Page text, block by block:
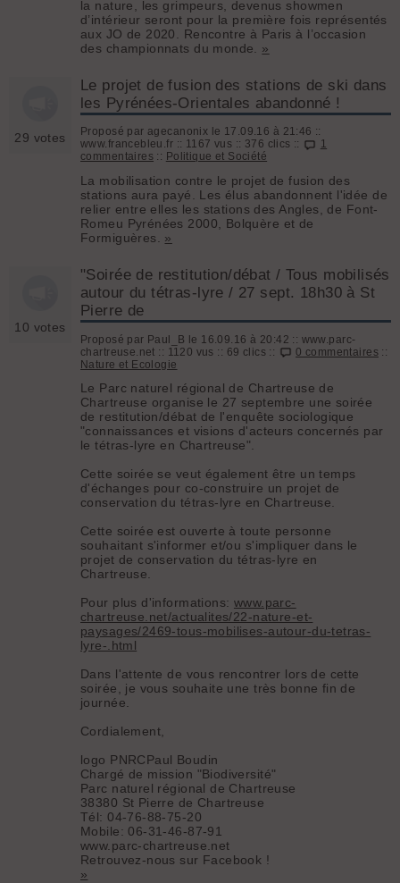
la nature, les grimpeurs, devenus showmen
d’intérieur seront pour la première fois représentés
aux JO de 2020. Rencontre à Paris à l’occasion
des championnats du monde. »
29 votes
Le projet de fusion des stations de ski dans
les Pyrénées-Orientales abandonné !
Proposé par agecanonix le 17.09.16 à 21:46 ::
www.francebleu.fr :: 1167 vus :: 376 clics ::
1
commentaires :: Politique et Société
La mobilisation contre le projet de fusion des
stations aura payé. Les élus abandonnent l'idée de
relier entre elles les stations des Angles, de Font-
Romeu Pyrénées 2000, Bolquère et de
Formiguères. »
10 votes
"Soirée de restitution/débat / Tous mobilisés
autour du tétras-lyre / 27 sept. 18h30 à St
Pierre de
Proposé par Paul_B le 16.09.16 à 20:42 :: www.parc-
chartreuse.net :: 1120 vus :: 69 clics ::
0 commentaires::
Nature et Ecologie
Le Parc naturel régional de Chartreuse de
Chartreuse organise le 27 septembre une soirée
de restitution/débat de l'enquête sociologique
"connaissances et visions d'acteurs concernés par
le tétras-lyre en Chartreuse".
Cette soirée se veut également être un temps
d'échanges pour co-construire un projet de
conservation du tétras-lyre en Chartreuse.
Cette soirée est ouverte à toute personne
souhaitant s'informer et/ou s'impliquer dans le
projet de conservation du tétras-lyre en
Chartreuse.
Pour plus d'informations: www.parc-
chartreuse.net/actualites/22-nature-et-
paysages/2469-tous-mobilises-autour-du-tetras-
lyre-.html
Dans l'attente de vous rencontrer lors de cette
soirée, je vous souhaite une très bonne fin de
journée.
Cordialement,
logo PNRCPaul Boudin
Chargé de mission "Biodiversité"
Parc naturel régional de Chartreuse
38380 St Pierre de Chartreuse
Tél: 04-76-88-75-20
Mobile: 06-31-46-87-91
www.parc-chartreuse.net
Retrouvez-nous sur Facebook !
»